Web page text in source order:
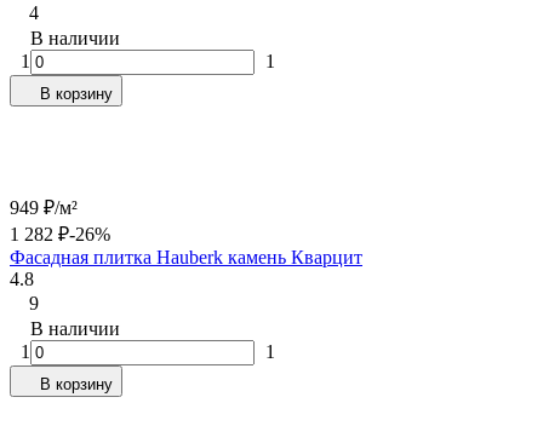
4
В наличии
1
1
В корзину
949 ₽/м²
1 282 ₽-26%
Фасадная плитка Hauberk камень Кварцит
4.8
9
В наличии
1
1
В корзину